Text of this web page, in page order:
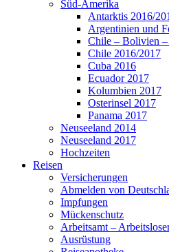
Süd-Amerika
Antarktis 2016/
Argentinien und
Chile – Bolivien –
Chile 2016/2017
Cuba 2016
Ecuador 2017
Kolumbien 2017
Osterinsel 2017
Panama 2017
Neuseeland 2014
Neuseeland 2017
Hochzeiten
Reisen
Versicherungen
Abmelden von
Impfungen
Mückenschutz
Arbeitsamt –
Ausrüstung